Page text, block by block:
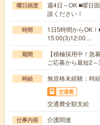
曜日頻度
週4日～OK ■曜日
談ください！
時間
1日5時間からOK
15:00(3)12:00…
期間
【積極採用中！急
ご応募から最短2
時給 無資格未経験：
交通費
交通費全額支給
仕事内容
介護関連